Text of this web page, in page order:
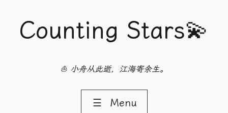
Counting Stars💫
⛵ 小舟从此逝，江海寄余生。
☰ Menu